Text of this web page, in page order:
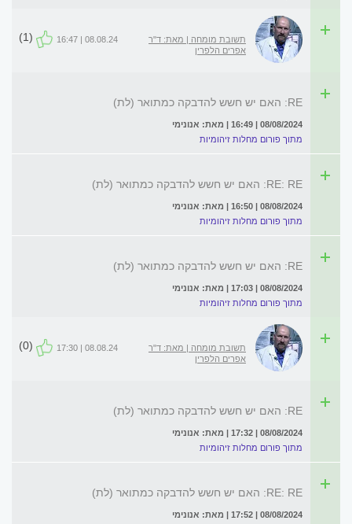
תשובת מומחה | מאת: ד"ר
אפרים הלפרין
08.08.24 | 16:47
(1)
RE: האם יש חשש להדבקה כמתואר (לת)
08/08/2024 | 16:49 | מאת: אנונימי
מתוך פורום מחלות זיהומיות
RE: RE: האם יש חשש להדבקה כמתואר (לת)
08/08/2024 | 16:50 | מאת: אנונימי
מתוך פורום מחלות זיהומיות
RE: האם יש חשש להדבקה כמתואר (לת)
08/08/2024 | 17:03 | מאת: אנונימי
מתוך פורום מחלות זיהומיות
תשובת מומחה | מאת: ד"ר
אפרים הלפרין
08.08.24 | 17:30
(0)
RE: האם יש חשש להדבקה כמתואר (לת)
08/08/2024 | 17:32 | מאת: אנונימי
מתוך פורום מחלות זיהומיות
RE: RE: האם יש חשש להדבקה כמתואר (לת)
08/08/2024 | 17:52 | מאת: אנונימי